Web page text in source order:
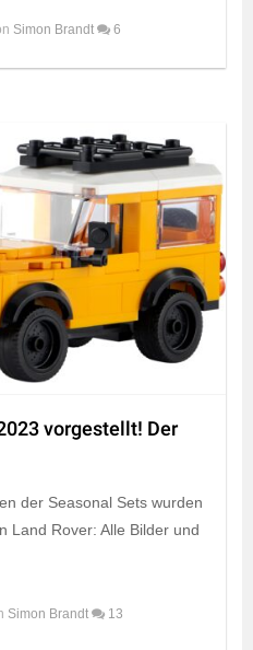
Simon Brandt 6
vorgestellt! Der
der Seasonal Sets wurden
Land Rover: Alle Bilder und
Simon Brandt 13